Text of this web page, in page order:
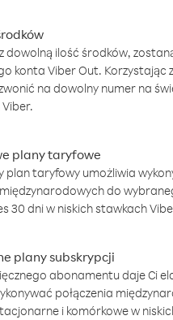
dowolną ilość środków,
konta Viber Out. Korzystając
na dowolny numer na
plany taryfowe
plan taryfowy umożliwia
międzynarodowych do
30 dni w niskich stawkach
plany subskrypcji
abonamentu daje Ci
połączenia
i komórkowe w